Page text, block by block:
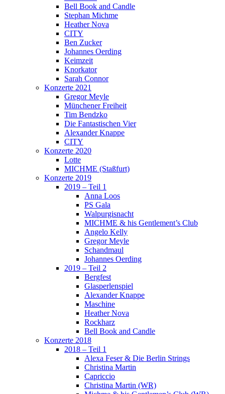
Bell Book and Candle
Stephan Michme
Heather Nova
CITY
Ben Zucker
Johannes Oerding
Keimzeit
Knorkator
Sarah Connor
Konzerte 2021
Gregor Meyle
Münchener Freiheit
Tim Bendzko
Die Fantastischen Vier
Alexander Knappe
CITY
Konzerte 2020
Lotte
MICHME (Staßfurt)
Konzerte 2019
2019 – Teil 1
Anna Loos
PS Gala
Walpurgisnacht
MICHME & his Gentlement’s Club
Angelo Kelly
Gregor Meyle
Schandmaul
Johannes Oerding
2019 – Teil 2
Bergfest
Glasperlenspiel
Alexander Knappe
Maschine
Heather Nova
Rockharz
Bell Book and Candle
Konzerte 2018
2018 – Teil 1
Alexa Feser & Die Berlin Strings
Christina Martin
Capriccio
Christina Martin (WR)